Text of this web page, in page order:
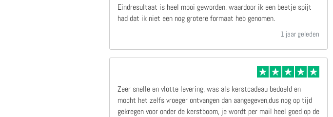
Eindresultaat is heel mooi geworden, waardoor ik een beetje spijt
had dat ik niet een nog grotere formaat heb genomen.
1 jaar geleden
Zeer snelle en vlotte levering, was als kerstcadeau bedoeld en
mocht het zelfs vroeger ontvangen dan aangegeven,dus nog op tijd
gekregen voor onder de kerstboom, je wordt per mail heel goed op de